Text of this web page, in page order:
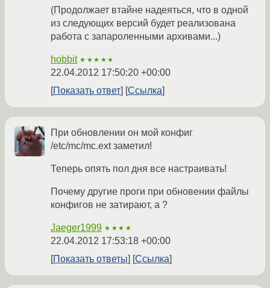
(Продолжает втайне надеяться, что в одной
из следующих версий будет реализована
работа с запароленными архивами...)
hobbit ★★★★★
22.04.2012 17:50:20 +00:00
Показать ответ
Ссылка
При обновлении он мой конфиг
/etc/mc/mc.ext заметил!
Теперь опять пол дня все настраивать!
Почему другие проги при обновении файлы
конфигов не затирают, а ?
Jaeger1999 ★★★★
22.04.2012 17:53:18 +00:00
Показать ответы
Ссылка